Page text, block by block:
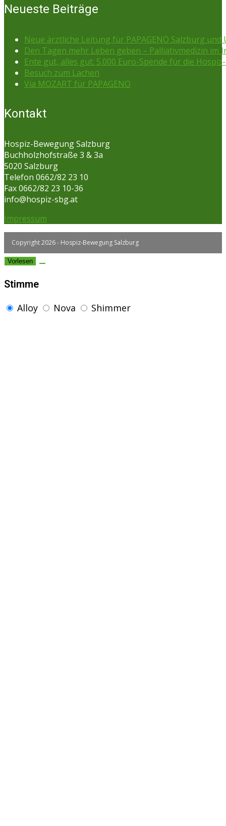
Neueste Beiträge
Neue ärztliche Leitung für PAPAGENO Salzburg und
Den Tagen mehr Leben geben – Palliativmedizin im
Ente gut, alles gut: 5.000 Euro-Spende für die
Besuch zum Lachen
Via MOZART für PAPAGENO
Kontakt
Hospiz-Bewegung Salzburg
Buchholzhofstraße 3 & 3a
5020 Salzburg
Telefon 0662/82 23 10
Fax 0662/82 23 10-36
info@hospiz-sbg.at
Impressum
Copyright 2026 - Hospiz-Bewegung Salzburg
Vorlesen
Stimme
Alloy
Nova Shimmer